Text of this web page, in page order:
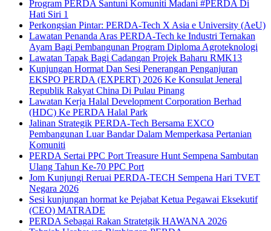
Program PERDA Santuni Komuniti Madani #PERDA Di
Hati Siri 1
Perkongsian Pintar: PERDA-Tech X Asia e University (AeU)
Lawatan Penanda Aras PERDA-Tech ke Industri Ternakan
Ayam Bagi Pembangunan Program Diploma Agroteknologi
Lawatan Tapak Bagi Cadangan Projek Baharu RMK13
Kunjungan Hormat Dan Sesi Penerangan Penganjuran
EKSPO PERDA (EXPERT) 2026 Ke Konsulat Jeneral
Republik Rakyat China Di Pulau Pinang
Lawatan Kerja Halal Development Corporation Berhad
(HDC) Ke PERDA Halal Park
Jalinan Strategik PERDA-Tech Bersama EXCO
Pembangunan Luar Bandar Dalam Memperkasa Pertanian
Komuniti
PERDA Sertai PPC Port Treasure Hunt Sempena Sambutan
Ulang Tahun Ke-70 PPC Port
Jom Kunjungi Reruai PERDA-TECH Sempena Hari TVET
Negara 2026
Sesi kunjungan hormat ke Pejabat Ketua Pegawai Eksekutif
(CEO) MATRADE
PERDA Sebagai Rakan Stratetgik HAWANA 2026